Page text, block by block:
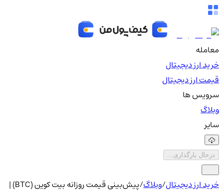
معامله
خرید ارز دیجیتال
قیمت ارز دیجیتال
سرویس ها
وبلاگ
سایر
درحال بارگذاری...
خرید ارز دیجیتال/وبلاگ/
پیش‌بینی قیمت روزانه بیت کوین (BTC) |